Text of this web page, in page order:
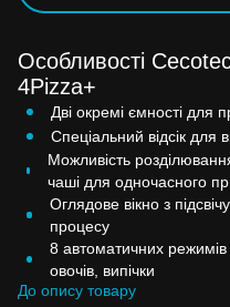
Особливості
4Pizza+
Дві окремі ємності для
Спеціальний відсік для
Можливість
чаші для одночасного
Оглядове вікно з
процесу
8 автоматичних
овочів, випічки
До опису товару